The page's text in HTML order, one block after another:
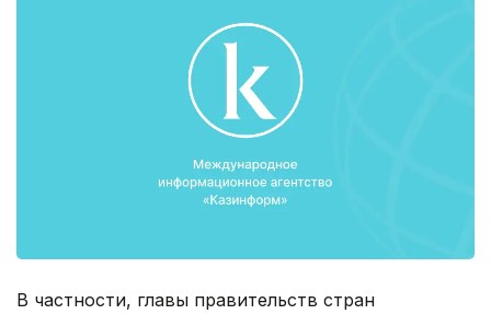
В частности, главы правительств стран